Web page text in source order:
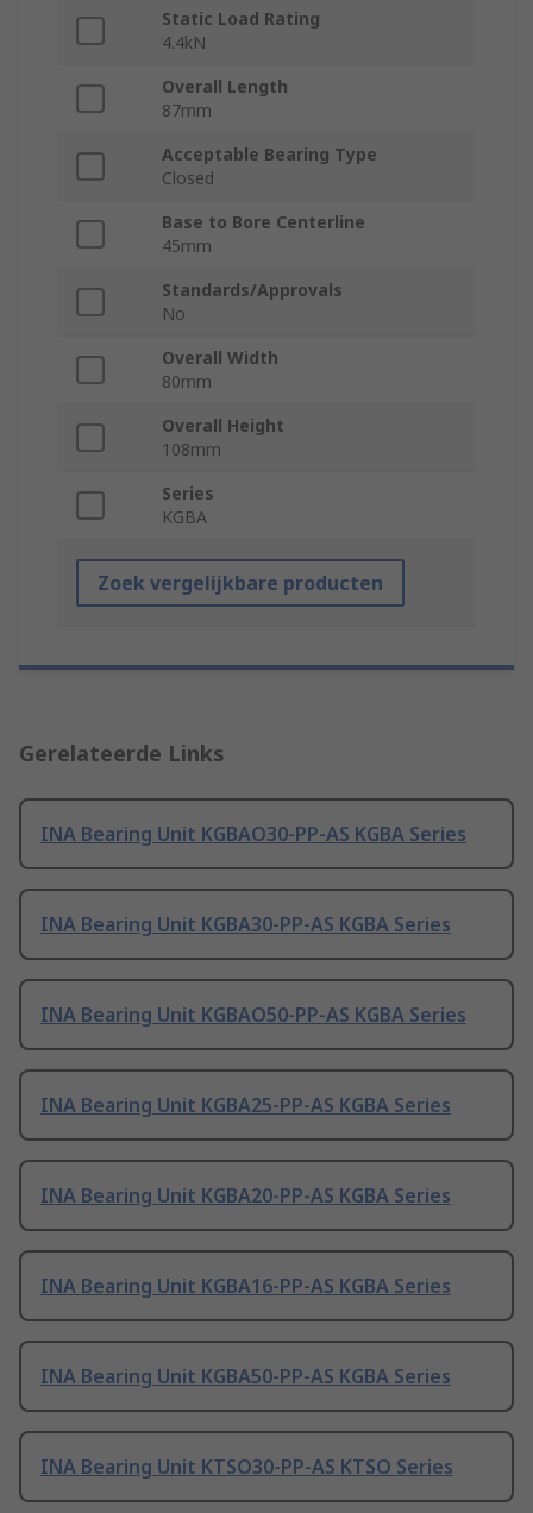
Static Load Rating
4.4kN
Overall Length
87mm
Acceptable Bearing Type
Closed
Base to Bore Centerline
45mm
Standards/Approvals
No
Overall Width
80mm
Overall Height
108mm
Series
KGBA
Zoek vergelijkbare producten
Gerelateerde Links
INA Bearing Unit KGBAO30-PP-AS KGBA Series
INA Bearing Unit KGBA30-PP-AS KGBA Series
INA Bearing Unit KGBAO50-PP-AS KGBA Series
INA Bearing Unit KGBA25-PP-AS KGBA Series
INA Bearing Unit KGBA20-PP-AS KGBA Series
INA Bearing Unit KGBA16-PP-AS KGBA Series
INA Bearing Unit KGBA50-PP-AS KGBA Series
INA Bearing Unit KTSO30-PP-AS KTSO Series